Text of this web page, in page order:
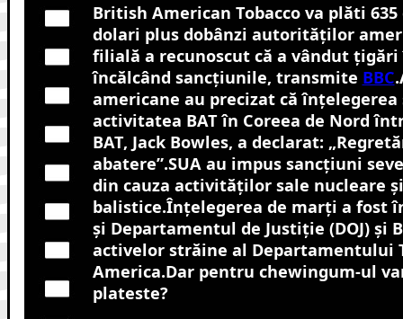
British American Tobacco va plăti
dolari plus dobânzi autorităților
filială a recunoscut că a vândut țigări
încălcând sancțiunile, transmite BBC
americane au precizat că
activitatea BAT în Coreea de Nord
BAT, Jack Bowles, a declarat:
abatere”.SUA au impus sancțiuni
din cauza activităților sale nucleare și
balistice.Înțelegerea de marți a fost
și Departamentul de Justiție (DOJ) și
activelor străine al Departamentului
America.Dar pentru chewingum-ul
plateste?